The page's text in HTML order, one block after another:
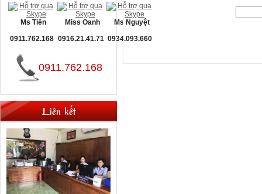
Ms Tiến
0911.762.168
Miss Oanh
0916.21.41.71
Ms Nguyệt
0934.093.660
0911.762.168
Liên kết